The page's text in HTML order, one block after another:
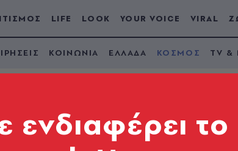
LIFE LOOK YOUR VOICE VIRAL
ΚΟΙΝΩΝΙΑ ΕΛΛΑΔΑ ΚΟΣΜΟΣ TV &
ενδιαφέρει το